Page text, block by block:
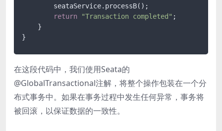
        seataService.processB();
return
"Transaction completed" ;
    }
在这段代码中，我们使用Seata的
@GlobalTransactional注解，将整个操作包装在一个分
布式事务中。如果在事务过程中发生任何异常，事务将
被回滚，以保证数据的一致性。